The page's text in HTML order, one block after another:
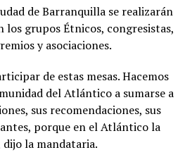
de Barranquilla se realizarán
los grupos Étnicos, congresistas,
y asociaciones.
de estas mesas. Hacemos
del Atlántico a sumarse a
sus recomendaciones, sus
porque en el Atlántico la
dijo la mandataria.